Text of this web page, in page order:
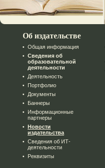
Об издательстве
Общая информация
Сведения об
образовательной
деятельности
Деятельность
Портфолио
Документы
Баннеры
Информационные
партнеры
Новости
издательства
Сведения об ИТ-
деятельности
Реквизиты